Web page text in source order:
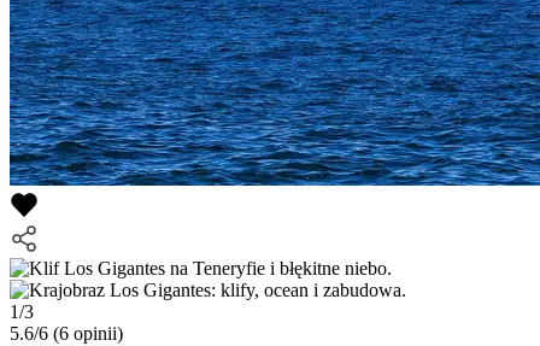
1/3
5.6/6 (6 opinii)